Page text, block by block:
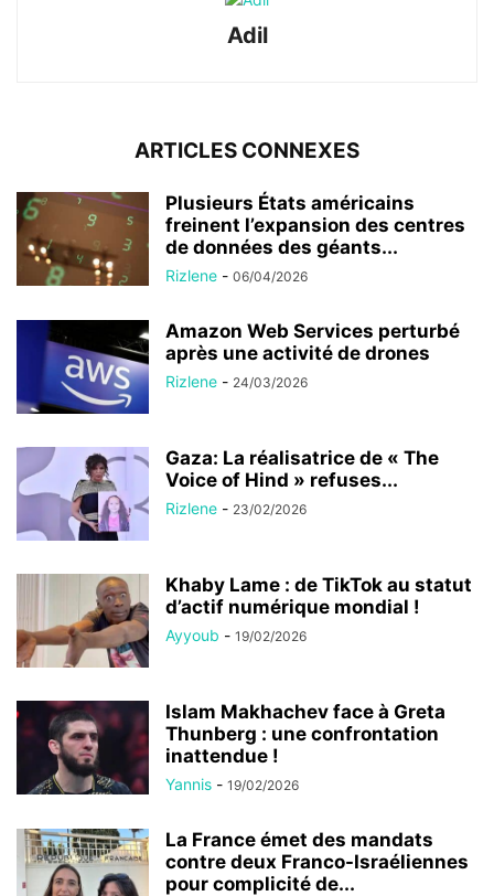
Adil
ARTICLES CONNEXES
Plusieurs États américains
freinent l’expansion des centres
de données des géants...
Rizlene - 06/04/2026
Amazon Web Services perturbé
après une activité de drones
Rizlene - 24/03/2026
Gaza: La réalisatrice de « The
Voice of Hind » refuses...
Rizlene - 23/02/2026
Khaby Lame : de TikTok au statut
d’actif numérique mondial !
Ayyoub - 19/02/2026
Islam Makhachev face à Greta
Thunberg : une confrontation
inattendue !
Yannis - 19/02/2026
La France émet des mandats
contre deux Franco-Israéliennes
pour complicité de...